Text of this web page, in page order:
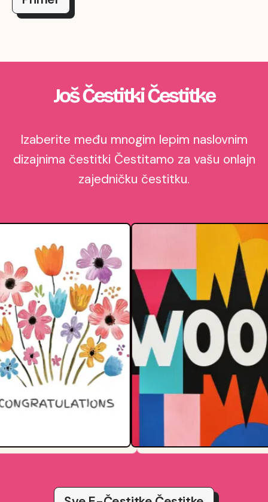
Još Čestitki Čestitke
Izaberite među mnogim lepim naslovnim
dizajnima čestitki Čestitamo za vašu onlajn
zajedničku čestitku.